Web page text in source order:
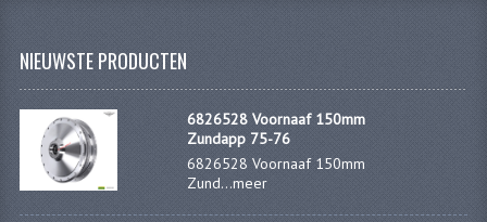
CARBURATEURS EN SPROEIERS
CARBURATEURS
SPROEIERSET BING 26MM
NIEUWSTE PRODUCTEN
6826528 Voornaaf 150mm
Zundapp 75-76
6826528 Voornaaf 150mm
Zund...meer